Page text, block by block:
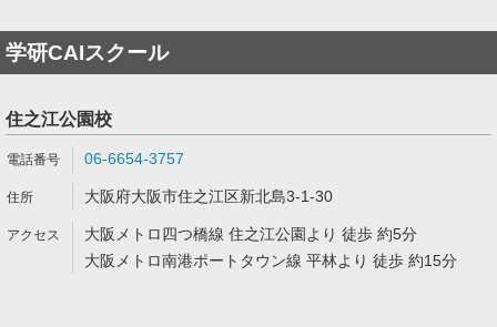
学研CAIスクール
住之江公園校
06-6654-3757
大阪府大阪市住之江区新北島3-1-30
大阪メトロ四つ橋線 住之江公園より 徒歩 約5分
大阪メトロ南港ポートタウン線 平林より 徒歩 約15分